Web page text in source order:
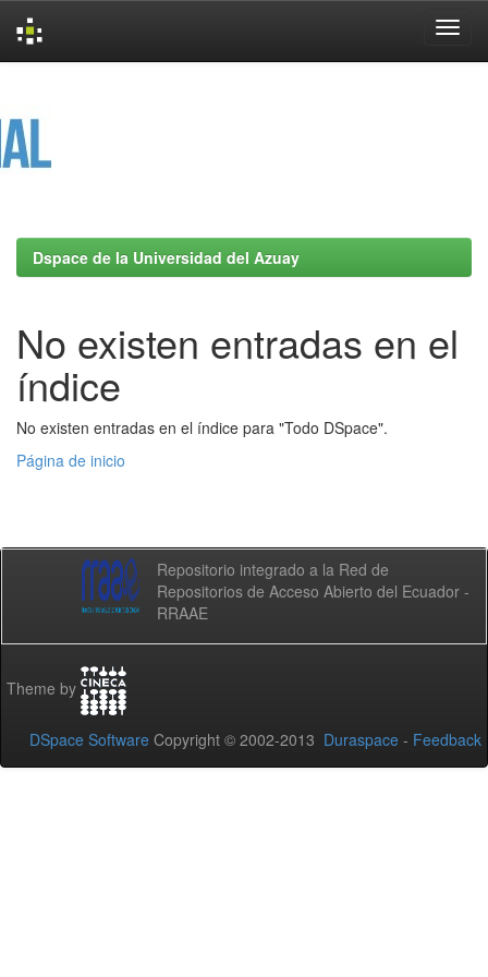
Dspace de la Universidad del Azuay
No existen entradas en el
índice
No existen entradas en el índice para "Todo DSpace".
Página de inicio
Repositorio integrado a la Red de
Repositorios de Acceso Abierto del Ecuador -
RRAAE
Theme by
DSpace Software Copyright © 2002-2013 Duraspace - Feedback